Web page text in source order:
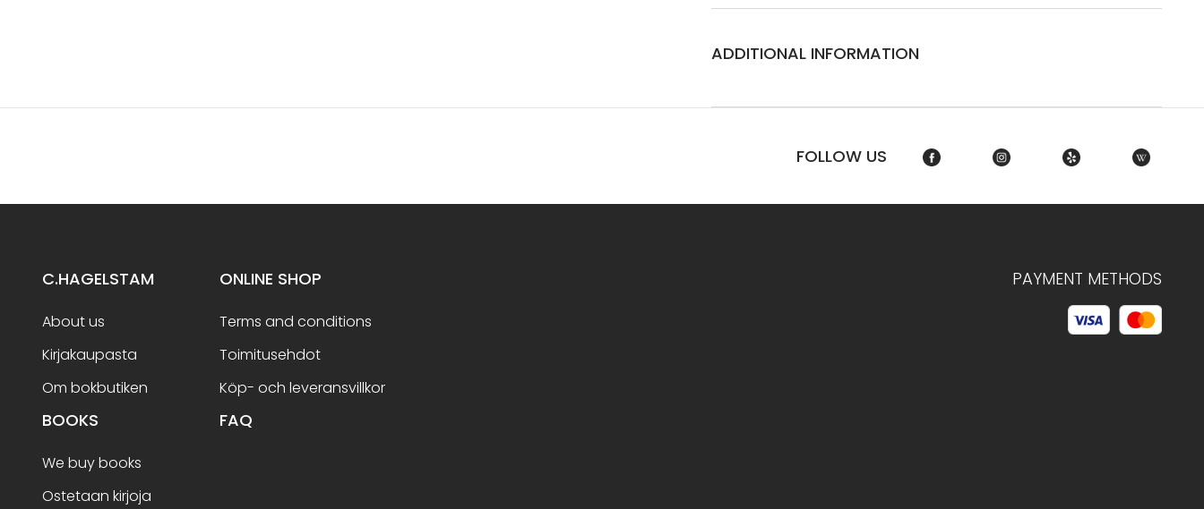
ADDITIONAL INFORMATION
FOLLOW US
C.HAGELSTAM
About us
Kirjakaupasta
Om bokbutiken
ONLINE SHOP
Terms and conditions
Toimitusehdot
Köp- och leveransvillkor
BOOKS
We buy books
Ostetaan kirjoja
FAQ
PAYMENT METHODS